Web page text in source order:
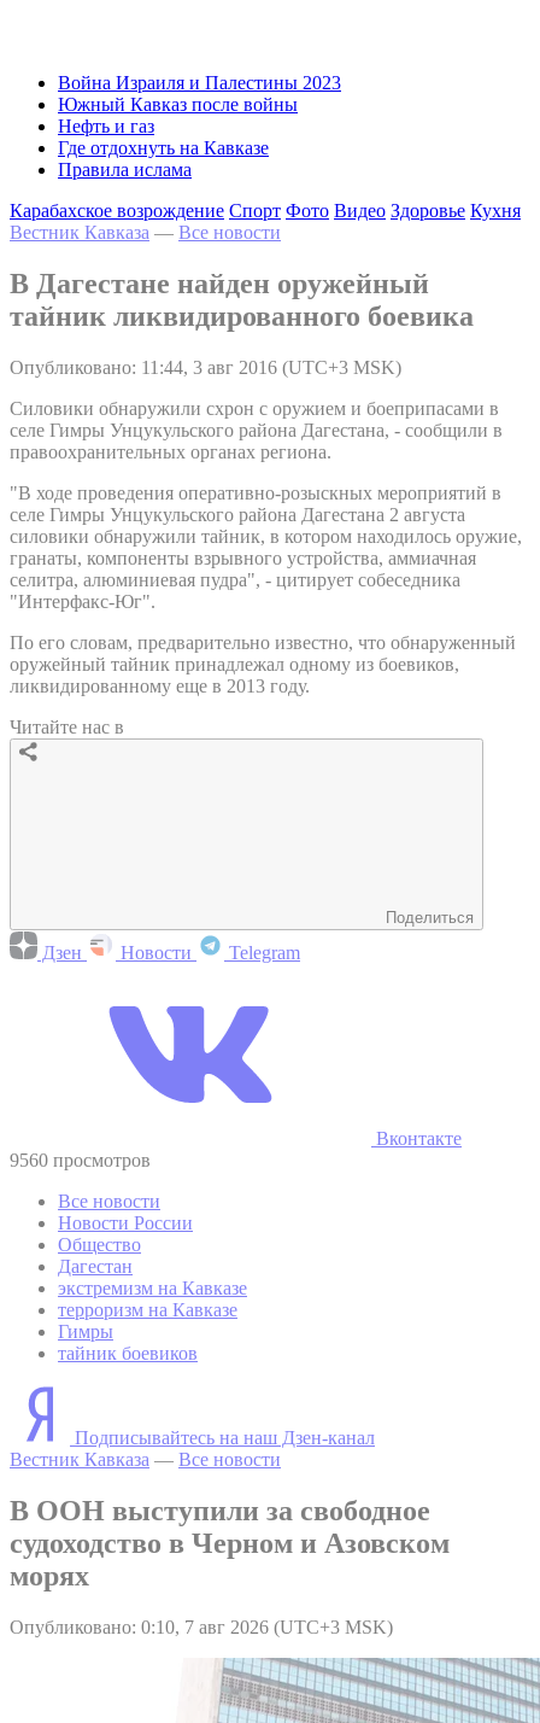
Война Израиля и Палестины 2023
Южный Кавказ после войны
Нефть и газ
Где отдохнуть на Кавказе
Правила ислама
Карабахское возрождение Спорт Фото Видео Здоровье Кухня
Вестник Кавказа — Все новости
В Дагестане найден оружейный
тайник ликвидированного боевика
Опубликовано: 11:44, 3 авг 2016 (UTC+3 MSK)
Силовики обнаружили схрон с оружием и боеприпасами в
селе Гимры Унцукульского района Дагестана, - сообщили в
правоохранительных органах региона.
"В ходе проведения оперативно-розыскных мероприятий в
селе Гимры Унцукульского района Дагестана 2 августа
силовики обнаружили тайник, в котором находилось оружие,
гранаты, компоненты взрывного устройства, аммиачная
селитра, алюминиевая пудра", - цитирует собеседника
"Интерфакс-Юг".
По его словам, предварительно известно, что обнаруженный
оружейный тайник принадлежал одному из боевиков,
ликвидированному еще в 2013 году.
Читайте нас в
Поделиться
Дзен Новости Telegram
Вконтакте
9560 просмотров
Все новости
Новости России
Общество
Дагестан
экстремизм на Кавказе
терроризм на Кавказе
Гимры
тайник боевиков
Подписывайтесь на наш Дзен-канал
Вестник Кавказа — Все новости
В ООН выступили за свободное
судоходство в Черном и Азовском
морях
Опубликовано: 0:10, 7 авг 2026 (UTC+3 MSK)